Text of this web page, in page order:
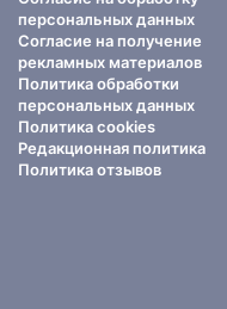
персональных данных
Согласие на получение
рекламных материалов
Политика обработки
персональных данных
Политика cookies
Редакционная политика
Политика отзывов